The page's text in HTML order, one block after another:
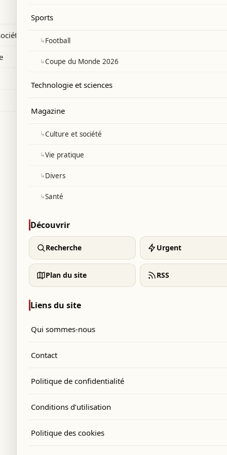
en œuvre de l'accord-cadre entre le
retrait israélien prévu dans les jours à
Sports
↳Football
↳Coupe du Monde 2026
Technologie et sciences
Magazine
↳Culture et société
↳Vie pratique
↳Divers
↳Santé
Découvrir
Recherche Urgent
Plan du site RSS
Liens du site
Qui sommes-nous
Contact
Politique de confidentialité
Conditions d’utilisation
Politique des cookies